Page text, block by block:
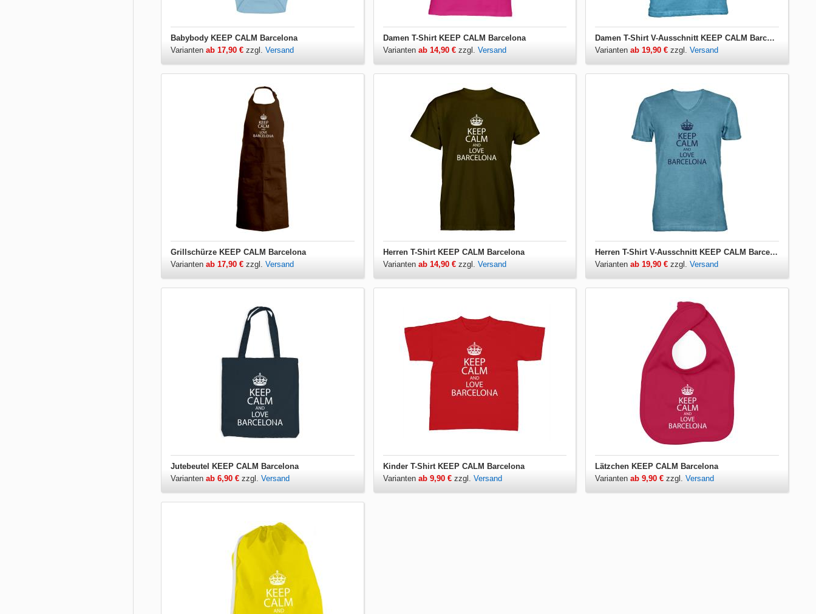
Babybody KEEP CALM Barcelona
Varianten ab 17,90 € zzgl. Versand
Damen T-Shirt KEEP CALM Barcelona
Varianten ab 14,90 €zzgl. Versand
Damen T-Shirt V-Ausschnitt KEEP CALM Barcelona
Variantenab 19,90 € zzgl.Versand
Grillschürze KEEP CALM Barcelona
Varianten ab 17,90 € zzgl. Versand
Herren T-Shirt KEEP CALM Barcelona
Varianten ab 14,90 €zzgl. Versand
Herren T-Shirt V-Ausschnitt KEEP CALM Barcelona
Variantenab 19,90 € zzgl.Versand
Jutebeutel KEEP CALM Barcelona
Varianten ab 6,90 € zzgl. Versand
Kinder T-Shirt KEEP CALM Barcelona
Varianten ab 9,90 €zzgl. Versand
Lätzchen KEEP CALM Barcelona
Variantenab 9,90 € zzgl.Versand